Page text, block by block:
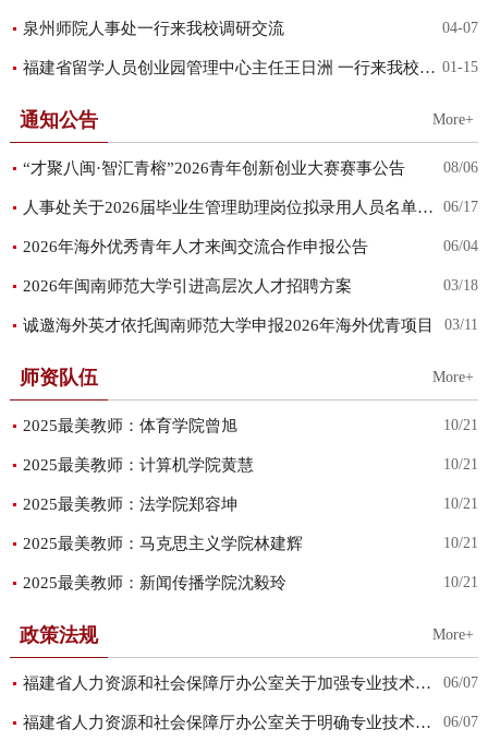
04-07
泉州师院人事处一行来我校调研交流
01-15
福建省留学人员创业园管理中心主任王日洲 一行来我校调研
通知公告 More+
08/06
“才聚八闽·智汇青榕”2026青年创新创业大赛赛事公告
06/17
人事处关于2026届毕业生管理助理岗位拟录用人员名单公示
06/04
2026年海外优秀青年人才来闽交流合作申报公告
03/18
2026年闽南师范大学引进高层次人才招聘方案
03/11
诚邀海外英才依托闽南师范大学申报2026年海外优青项目
师资队伍 More+
10/21
2025最美教师：体育学院曾旭
10/21
2025最美教师：计算机学院黄慧
10/21
2025最美教师：法学院郑容坤
10/21
2025最美教师：马克思主义学院林建辉
10/21
2025最美教师：新闻传播学院沈毅玲
政策法规 More+
06/07
福建省人力资源和社会保障厅办公室关于加强专业技术人员继续教育工作有关事项的通知
06/07
福建省人力资源和社会保障厅办公室关于明确专业技术人员继续教育专业科目省级行业主管部门及专业技术领域的通知